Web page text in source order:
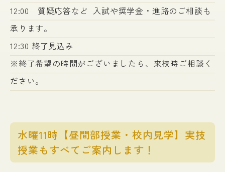
12:00 質疑応答など 入試や奨学金・進路のご相談も
承ります。
12:30 終了見込み
※終了希望の時間がございましたら、来校時ご相談く
ださい。
水曜11時【昼間部授業・校内見学】実技
授業もすべてご案内します！